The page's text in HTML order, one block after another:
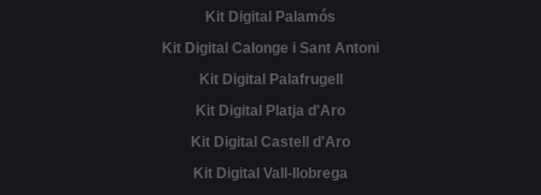
Kit Digital Palamós
Kit Digital Calonge i Sant Antoni
Kit Digital Palafrugell
Kit Digital Platja d'Aro
Kit Digital Castell d'Aro
Kit Digital Vall-llobrega